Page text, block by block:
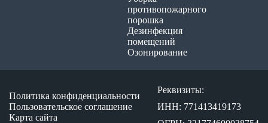
противопожарного
порошка
Дезинфекция
помещений
Озонирование
Политика конфиденциальности
Пользовательское соглашение
Карта сайта
Реквизиты:
ИНН: 771413419173